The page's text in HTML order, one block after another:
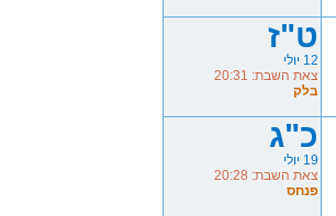
ט"ז
12 יולי
צאת השבת: 20:31
בלק
כ"ג
19 יולי
צאת השבת: 20:28
פנחס